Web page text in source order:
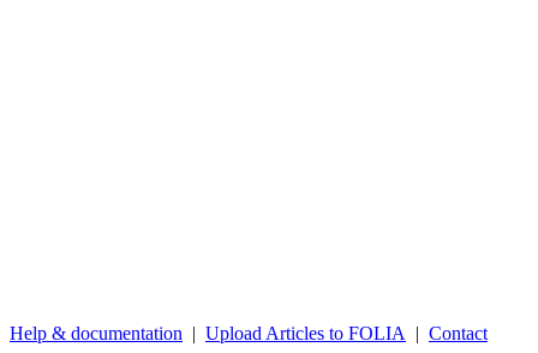
Help & documentation | Upload Articles to FOLIA | Contact